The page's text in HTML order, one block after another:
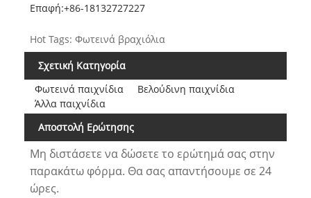
Επαφή:+86-18132727227
Hot Tags: Φωτεινά βραχιόλια
Σχετική Κατηγορία
Φωτεινά παιχνίδια
Βελούδινη παιχνίδια
Άλλα παιχνίδια
Αποστολή Ερώτησης
Μη διστάσετε να δώσετε το ερώτημά σας στην
παρακάτω φόρμα. Θα σας απαντήσουμε σε 24
ώρες.